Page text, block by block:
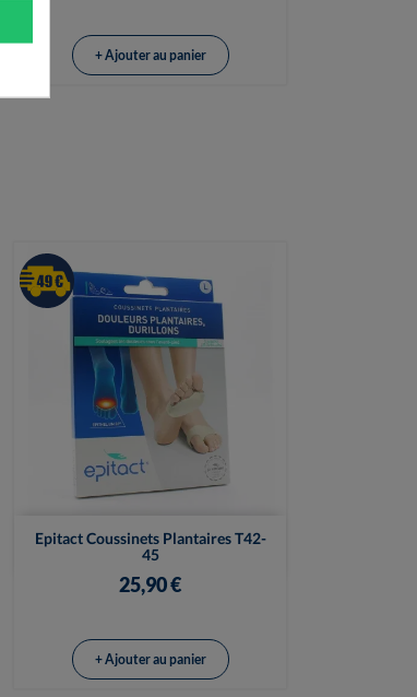
+ Ajouter au panier
Epitact Coussinets Plantaires T42-
45
25,90 €
Vue rapide
+ Ajouter au panier